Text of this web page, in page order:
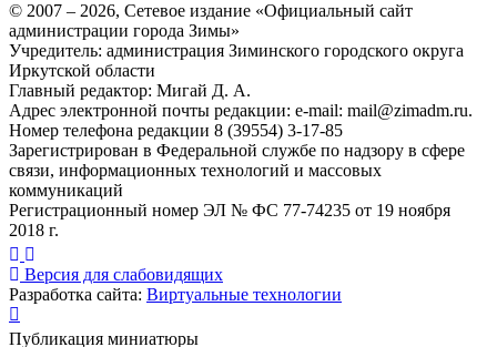
© 2007 – 2026, Сетевое издание «Официальный сайт
администрации города Зимы»
Учредитель: администрация Зиминского городского округа
Иркутской области
Главный редактор: Мигай Д. А.
Адрес электронной почты редакции: e-mail: mail@zimadm.ru.
Номер телефона редакции 8 (39554) 3-17-85
Зарегистрирован в Федеральной службе по надзору в сфере
связи, информационных технологий и массовых
коммуникаций
Регистрационный номер ЭЛ № ФС 77-74235 от 19 ноября
2018 г.
Версия для слабовидящих
Разработка сайта: Виртуальные технологии
Публикация миниатюры